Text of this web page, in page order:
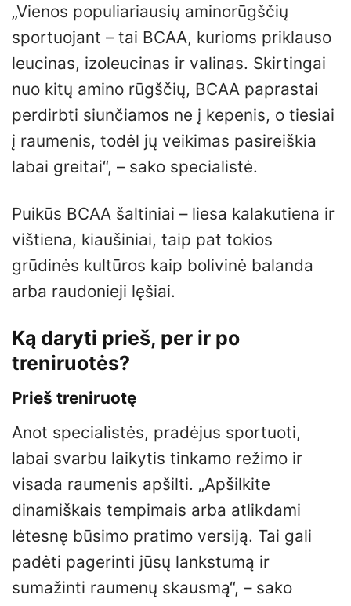
„Vienos populiariausių aminorūgščių
sportuojant – tai BCAA, kurioms priklauso
leucinas, izoleucinas ir valinas. Skirtingai
nuo kitų amino rūgščių, BCAA paprastai
perdirbti siunčiamos ne į kepenis, o tiesiai
į raumenis, todėl jų veikimas pasireiškia
labai greitai“, – sako specialistė.
Puikūs BCAA šaltiniai – liesa kalakutiena ir
vištiena, kiaušiniai, taip pat tokios
grūdinės kultūros kaip bolivinė balanda
arba raudonieji lęšiai.
Ką daryti prieš, per ir po
treniruotės?
Prieš treniruotę
Anot specialistės, pradėjus sportuoti,
labai svarbu laikytis tinkamo režimo ir
visada raumenis apšilti. „Apšilkite
dinamiškais tempimais arba atlikdami
lėtesnę būsimo pratimo versiją. Tai gali
padėti pagerinti jūsų lankstumą ir
sumažinti raumenų skausmą“, – sako